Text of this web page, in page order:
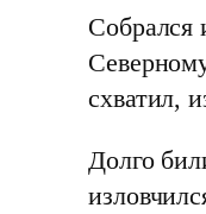
Собрался
схватил,
Долго